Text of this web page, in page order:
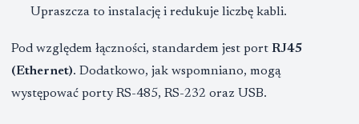
Upraszcza to instalację i redukuje liczbę kabli.
Pod względem łączności, standardem jest port RJ45
(Ethernet). Dodatkowo, jak wspomniano, mogą
występować porty RS-485, RS-232 oraz USB.